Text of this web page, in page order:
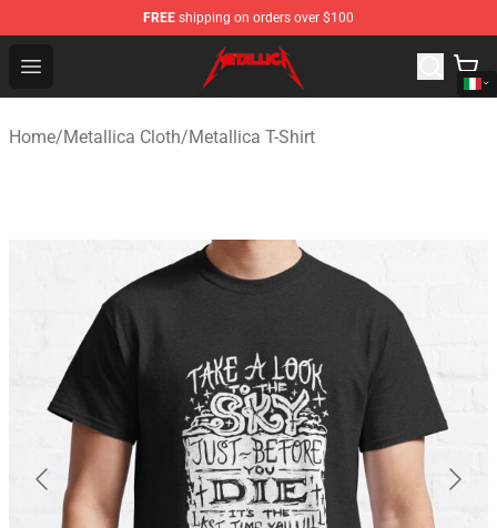
FREE shipping on orders over $100
Open menu
Metallica Store - Official Metallica Merchandise Shop
Home/Metallica Cloth/Metallica T-Shirt